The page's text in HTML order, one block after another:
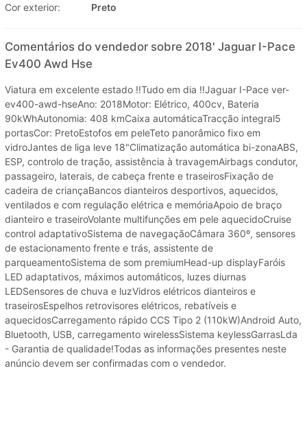
Cor exterior:
Preto
Comentários do vendedor sobre 2018' Jaguar I-Pace
Ev400 Awd Hse
Viatura em excelente estado !!Tudo em dia !!Jaguar I-Pace ver-
ev400-awd-hseAno: 2018Motor: Elétrico, 400cv, Bateria
90kWhAutonomia: 408 kmCaixa automáticaTracção integral5
portasCor: PretoEstofos em peleTeto panorâmico fixo em
vidroJantes de liga leve 18"Climatização automática bi-zonaABS,
ESP, controlo de tração, assistência à travagemAirbags condutor,
passageiro, laterais, de cabeça frente e traseirosFixação de
cadeira de criançaBancos dianteiros desportivos, aquecidos,
ventilados e com regulação elétrica e memóriaApoio de braço
dianteiro e traseiroVolante multifunções em pele aquecidoCruise
control adaptativoSistema de navegaçãoCâmara 360º, sensores
de estacionamento frente e trás, assistente de
parqueamentoSistema de som premiumHead-up displayFaróis
LED adaptativos, máximos automáticos, luzes diurnas
LEDSensores de chuva e luzVidros elétricos dianteiros e
traseirosEspelhos retrovisores elétricos, rebatíveis e
aquecidosCarregamento rápido CCS Tipo 2 (110kW)Android Auto,
Bluetooth, USB, carregamento wirelessSistema keylessGarrasLda
- Garantia de qualidade!Todas as informações presentes neste
anúncio devem ser confirmadas com o vendedor.